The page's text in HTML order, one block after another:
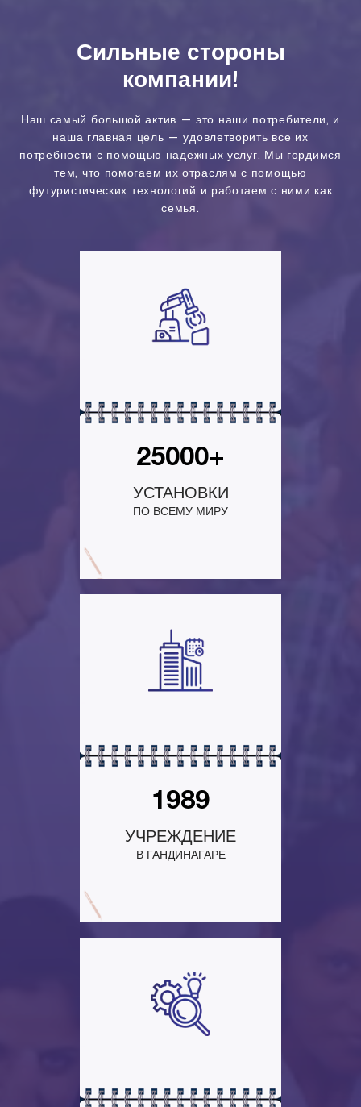
Сильные стороны
компании!
Наш самый большой актив — это наши потребители, и
наша главная цель — удовлетворить все их
потребности с помощью надежных услуг. Мы гордимся
тем, что помогаем их отраслям с помощью
футуристических технологий и работаем с ними как
семья.
25000+
УСТАНОВКИ
ПО ВСЕМУ МИРУ
1989
УЧРЕЖДЕНИЕ
В ГАНДИНАГАРЕ